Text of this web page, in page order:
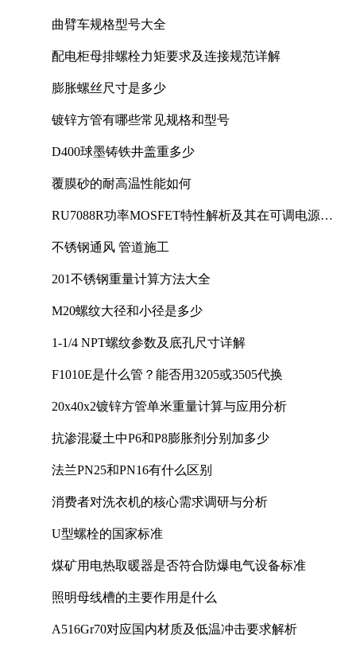
曲臂车规格型号大全
配电柜母排螺栓力矩要求及连接规范详解
膨胀螺丝尺寸是多少
镀锌方管有哪些常见规格和型号
D400球墨铸铁井盖重多少
覆膜砂的耐高温性能如何
RU7088R功率MOSFET特性解析及其在可调电源设
不锈钢通风 管道施工
201不锈钢重量计算方法大全
M20螺纹大径和小径是多少
1-1/4 NPT螺纹参数及底孔尺寸详解
F1010E是什么管？能否用3205或3505代换
20x40x2镀锌方管单米重量计算与应用分析
抗渗混凝土中P6和P8膨胀剂分别加多少
法兰PN25和PN16有什么区别
消费者对洗衣机的核心需求调研与分析
U型螺栓的国家标准
煤矿用电热取暖器是否符合防爆电气设备标准
照明母线槽的主要作用是什么
A516Gr70对应国内材质及低温冲击要求解析